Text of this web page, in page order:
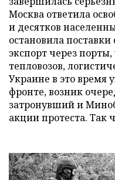
Москва ответила
и десятков
остановила
экспорт через
тепловозов,
Украине в это время
фронте, возник
затронувший и
акции протеста. Так